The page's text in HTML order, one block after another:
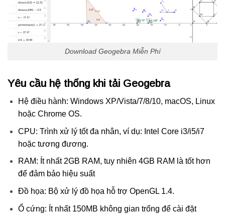
Download Geogebra Miễn Phí
Yêu cầu hệ thống khi tải Geogebra
Hệ điều hành: Windows XP/Vista/7/8/10, macOS, Linux
hoặc Chrome OS.
CPU: Trình xử lý tốt đa nhân, ví dụ: Intel Core i3/i5/i7
hoặc tương đương.
RAM: Ít nhất 2GB RAM, tuy nhiên 4GB RAM là tốt hơn
để đảm bảo hiệu suất
Đồ họa: Bộ xử lý đồ họa hỗ trợ OpenGL 1.4.
Ổ cứng: Ít nhất 150MB không gian trống để cài đặt